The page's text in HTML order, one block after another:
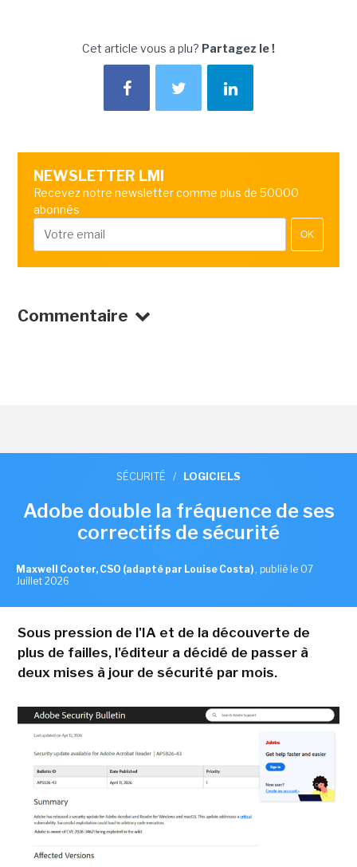
Cet article vous a plu? Partagez le !
NEWSLETTER LMI
Recevez notre newsletter comme plus de 50000
abonnés
OK
Commentaire
SÉCURITÉ / LOGICIELS
Adobe double la fréquence de ses
correctifs de sécurité
Maxwell Cooter, CSO (adapté par Louise Costa) , publié le 07
Juillet 2026
Sous pression de l'IA et de la découverte de
plus de failles, l'éditeur a décidé de passer à
deux mises à jour de sécurité par mois.